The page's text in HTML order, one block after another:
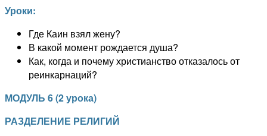
Уроки:
Где Каин взял жену?
В какой момент рождается душа?
Как, когда и почему христианство отказалось от
реинкарнаций?
МОДУЛЬ 6(2урока)
РАЗДЕЛЕНИЕ РЕЛИГИЙ